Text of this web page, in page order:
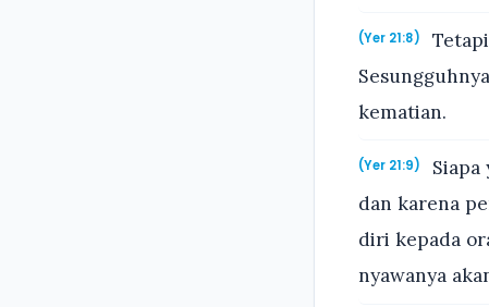
(Yer 21:8)
kematian.
(Yer 21:9)
dan karena
diri kepada
nyawanya